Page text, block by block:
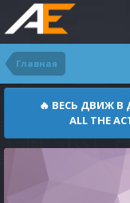
Главная
🔥 ВЕСЬ ДВИЖ
ALL THE